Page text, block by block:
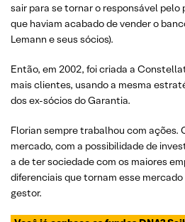
sair para se tornar o responsável
que haviam acabado de vender o
Lemann e seus sócios).
Então, em 2002, foi criada a
mais clientes, usando a mesma
dos ex-sócios do Garantia.
Florian sempre trabalhou com ações.
mercado, com a possibilidade de
a de ter sociedade com os maiores
diferenciais que tornam esse
gestor.